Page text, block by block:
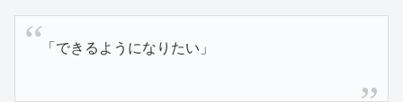
「できるようになりたい」